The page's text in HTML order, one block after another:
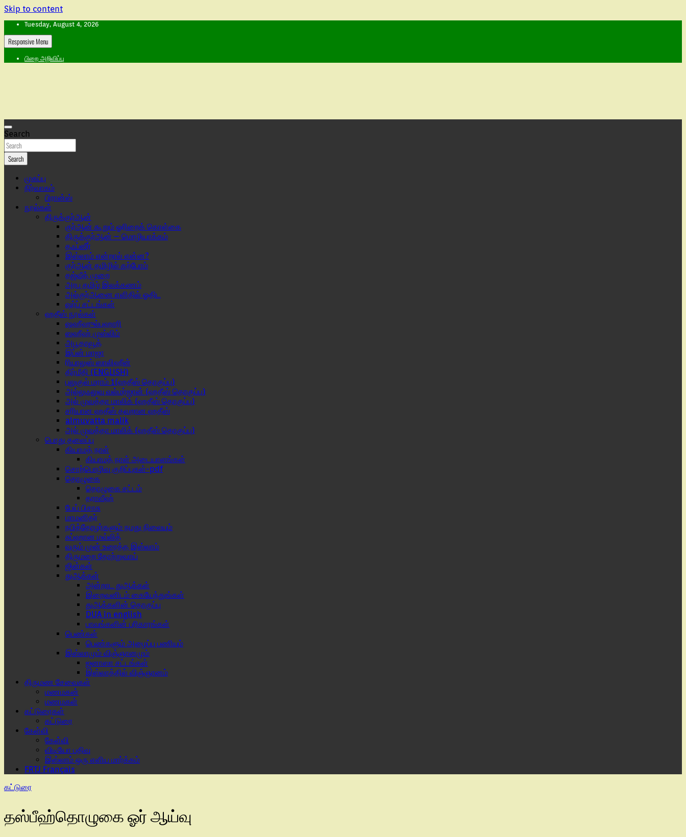
Skip to content
Tuesday, August 4, 2026
Responsive Menu
பிறை அறிவிப்பு
Search
Search
முகப்பு
நிர்வாகம்
பிரான்ஸ்
நூல்கள்
திருக்குர்ஆன்
குர்ஆன் கூறும் ஓரிறைக் கொள்கை
திருக்குர்ஆன் – மொழியாக்கம்
தஃப்ஸீர்
இஸ்லாம் என்றால் என்ன?
குர்ஆன் தமிழில் கற்போம்
தஜ்வீத் முறை
அரபு தமிழ் இலக்கணம்
அல்குர்ஆனை எளிதில் ஓதிட
ஷர்ப் சட்டங்கள்
ஹதீஸ் நூல்கள்
ஷஹீஹுல்புஹாரி
ஸஹீஹ் முஸ்லிம்
அபூதாவூத்
இப்ன் மாஜா
ரியாலுஸ் ஸாலிஹீன்
திர்மீதி (ENGLISH)
புலுகுல் மராம் 1(ஹதீஸ் தொகுப்பு)
அல்லுஃலுவு வல்மர்ஜான் (ஹதீஸ் தொகுப்பு)
அல் முவத்தா மாலிக் (ஹதீஸ் தொகுப்பு)
சரியான ஹதீஸ் தவறான ஹதீஸ்
almuvatta malik
அல் முவத்தா மாலிக் (ஹதீஸ் தொகுப்பு)
பொது தலைப்பு
கியாமத் நாள்
கியாமத் நாள் அடையாளங்கள்
சொற்பொழிவு குறிப்புகள்-pdf
தொழுகை
தொழுகை சட்டம்
தராவீஹ்
பேய் பிசாசு
மாமனிதர்
நபித்தோழர்களும் நமது நிலையும்
சுப்ஹான மவ்லித்
வரும் முன் உரைத்த இஸ்லாம்
திருமறை தோற்றுவாய்
ஜின்கள்
துஆக்கள்
அன்றாட துஆக்கள்
இறைவனிடம் கையேந்துங்கள்
துஆக்களின் தொகுப்பு
DUA in english
பாவங்களின் பரிகாரங்கள்
பெண்கள்
பெண்களும் அழைப்பு பணியும்
இஸ்லாமும் விஞ்ஞானமும்
ஜனாஸா சட்டங்கள்
இஸ்லாத்தில் விஞ்ஞானம்
திருமண சேவைகள்
மணமகன்
மணமகள்
கட்டுரைகள்
கட்டுரை
கேள்வி
கேள்வி
விடியோ பதிவு
இஸ்லாம் ஒரு எளிய மார்க்கம்
FRTJ Français
கட்டுரை
தஸ்பீஹ்தொழுகை ஓர் ஆய்வு